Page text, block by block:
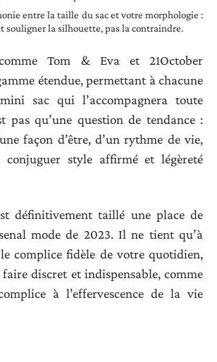
entre la taille du sac et votre morphologie :
souligner la silhouette, pas la contraindre.
Tom & Eva et 21October
étendue, permettant à chacune
sac qui l’accompagnera toute
pas qu’une question de tendance :
façon d’être, d’un rythme de vie,
conjuguer style affirmé et légèreté
définitivement taillé une place de
mode de 2023. Il ne tient qu’à
complice fidèle de votre quotidien,
discret et indispensable, comme
à l’effervescence de la vie